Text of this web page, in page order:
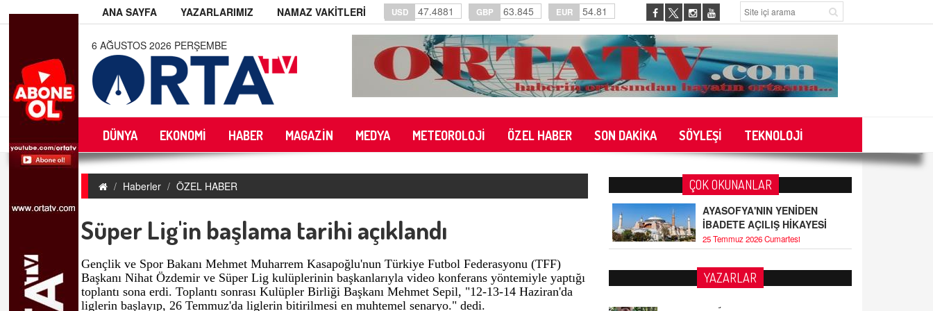
ANA SAYFA YAZARLARIMIZ NAMAZ VAKİTLERİ USD 47.4881 GBP 63.845 EUR 54.81
6 AĞUSTOS 2026 PERŞEMBE
DÜNYA EKONOMİ HABER MAGAZİN MEDYA METEOROLOJİ ÖZEL HABER SON DAKİKA SÖYLEŞİ TEKNOLOJİ
Haberler ÖZEL HABER
Süper Lig'in başlama tarihi açıklandı
Gençlik ve Spor Bakanı Mehmet Muharrem Kasapoğlu'nun Türkiye Futbol Federasyonu (TFF)
Başkanı Nihat Özdemir ve Süper Lig kulüplerinin başkanlarıyla video konferans yöntemiyle yaptığı
toplantı sona erdi. Toplantı sonrası Kulüpler Birliği Başkanı Mehmet Sepil, "12-13-14 Haziran'da
liglerin başlayıp, 26 Temmuz'da liglerin bitirilmesi en muhtemel senaryo." dedi.
ÇOK OKUNANLAR
AYASOFYA'NIN YENİDEN
İBADETE AÇILIŞ HİKAYESİ
25 Temmuz 2026 Cumartesi
YAZARLAR